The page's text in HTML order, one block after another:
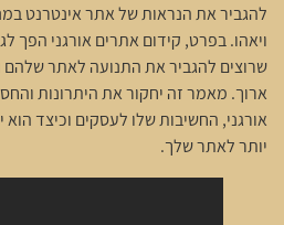
להגביר את הנראות של אתר אינטרנט
ויאהו. בפרט, קידום אתרים אורגני הפך
שרוצים להגביר את התנועה לאתר שלהם
ארוך. מאמר זה יחקור את היתרונות
אורגני, החשיבות שלו לעסקים וכיצד
יותר לאתר שלך.